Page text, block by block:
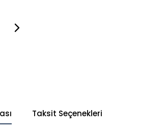
Taksit Seçenekleri